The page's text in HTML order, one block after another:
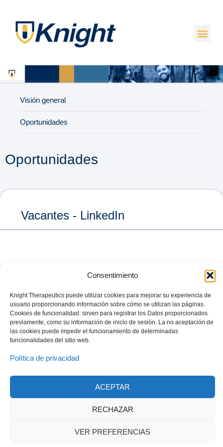
Consentimiento
Knight Therapeutics puede utilizar cookies para mejorar su experiencia de
usuario proporcionando información sobre cómo se utilizan las páginas.
Cookies de funcionalidad: sirven para registrar los Datos proporcionados
previamente, como su información de inicio de sesión. La no aceptación de
las cookies puede impedir el funcionamiento de determinadas
funcionalidades del sitio web.
Política de privacidad
ACEPTAR
RECHAZAR
VER PREFERENCIAS
Visión general
Oportunidades
Oportunidades
Vacantes - LinkedIn
© 2023 Todos los derechos reservados
Knight Therapeutics Inc.
Código de Conducta y Ética Empresarial